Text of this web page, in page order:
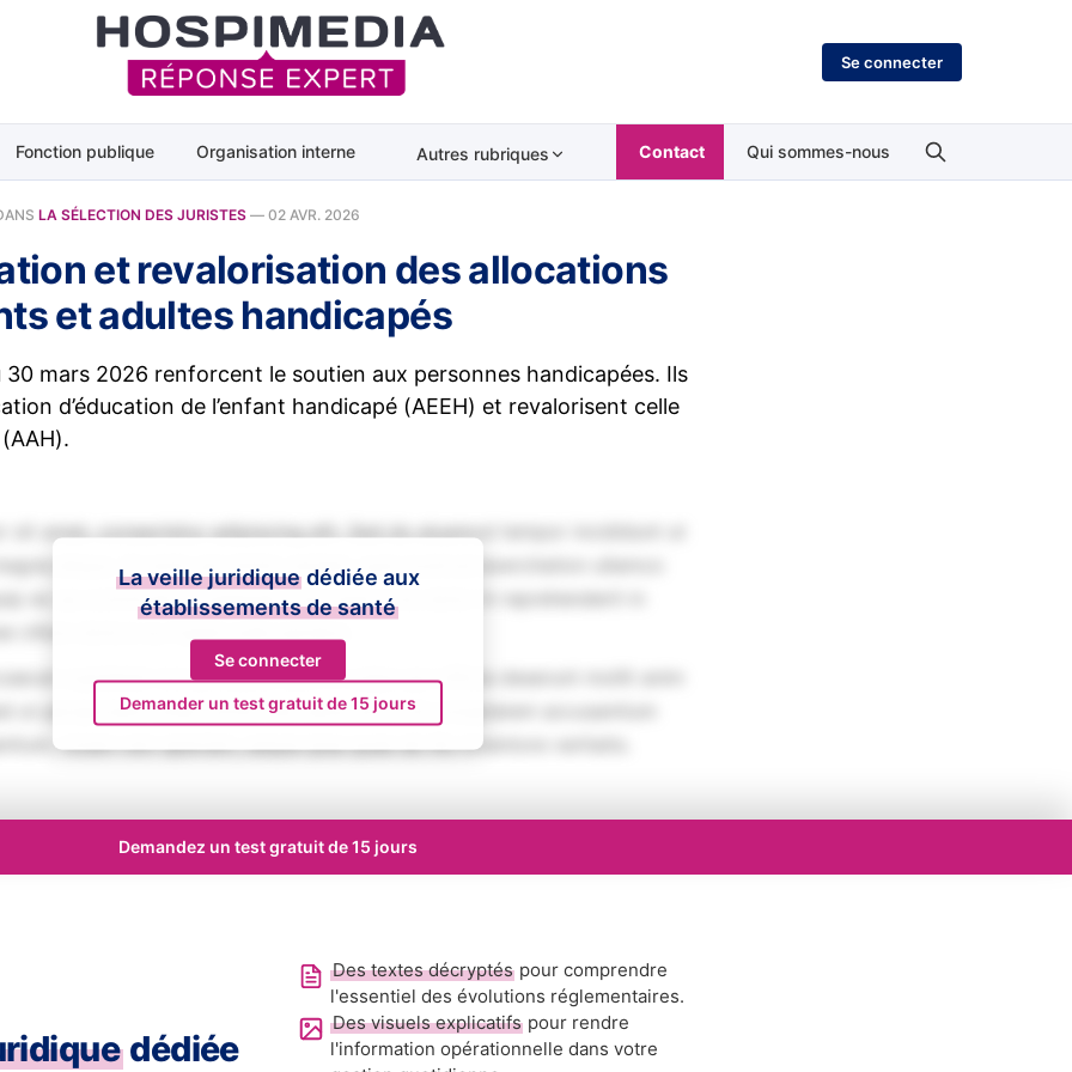
Se connecter
Fonction publique Organisation interne Autres rubriques Contact Qui sommes-nous
LA SÉLECTION DES JURISTES — 02 AVR. 2026
et revalorisation des allocations
et adultes handicapés
mars 2026 renforcent le soutien aux personnes handicapées. Ils
d’éducation de l’enfant handicapé (AEEH) et revalorisent celle
sit amet, consectetur adipiscing elit. Sed do eiusmod tempor incididunt ut
aliqua. Ut enim ad minim veniam, quis nostrud exercitation ullamco
ex ea commodo consequat. Duis aute irure dolor in reprehenderit in
cupidatat non proident, sunt in culpa qui officia deserunt mollit anim
ut perspiciatis unde omnis iste natus error sit voluptatem accusantium
totam rem aperiam, eaque ipsa quae ab illo inventore veritatis.
La veille juridique dédiée aux
établissements de santé
Se connecter
Demander un test gratuit de 15 jours
Demandez un test gratuit de 15 jours
dédiée
Des textes décryptés pour comprendre
l'essentiel des évolutions réglementaires.
Des visuels explicatifs pour rendre
l'information opérationnelle dans votre